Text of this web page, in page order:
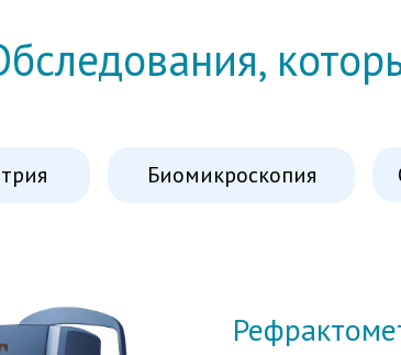
Биомикроскопия